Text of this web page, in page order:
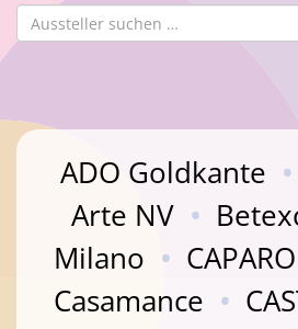
ADO Goldkante •
Arte NV •
Milano •
Casamance •